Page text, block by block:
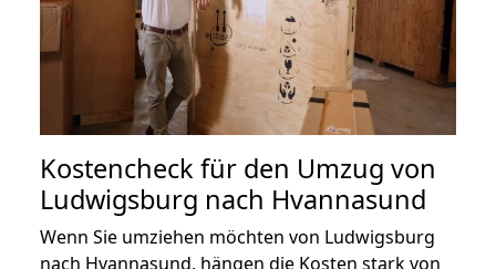
Kostencheck für den Umzug von
Ludwigsburg nach Hvannasund
Wenn Sie umziehen möchten von Ludwigsburg
nach Hvannasund, hängen die Kosten stark von